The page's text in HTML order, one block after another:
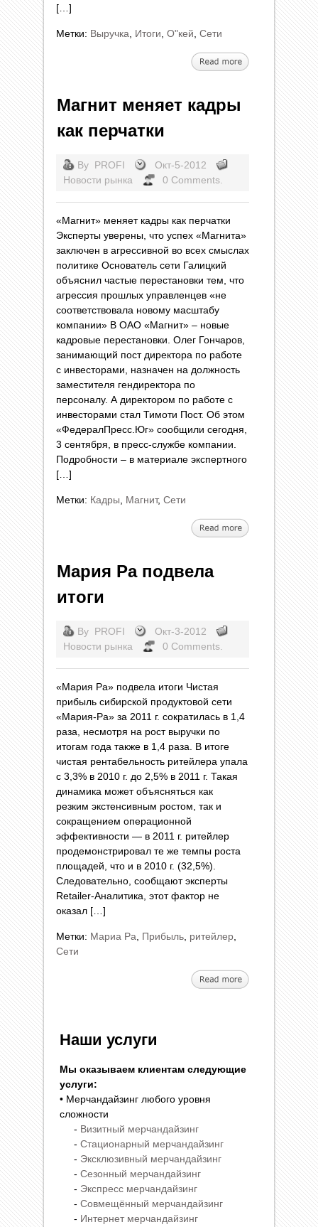
[…]
Метки: Выручка Итоги О"кей Сети
Магнит меняет кадры
как перчатки
By PROFI
Окт-5-2012
Новости рынка
0 Comments.
«Магнит» меняет кадры как перчатки
Эксперты уверены, что успех «Магнита»
заключен в агрессивной во всех смыслах
политике Основатель сети Галицкий
объяснил частые перестановки тем, что
агрессия прошлых управленцев «не
соответствовала новому масштабу
компании» В ОАО «Магнит» – новые
кадровые перестановки. Олег Гончаров,
занимающий пост директора по работе
с инвесторами, назначен на должность
заместителя гендиректора по
персоналу. А директором по работе с
инвесторами стал Тимоти Пост. Об этом
«ФедералПресс.Юг» сообщили сегодня,
3 сентября, в пресс-службе компании.
Подробности – в материале экспертного
[…]
Метки: Кадры Магнит, Сети
Мария Ра подвела
итоги
By PROFI
Окт-3-2012
Новости рынка
0 Comments.
«Мария Ра» подвела итоги Чистая
прибыль сибирской продуктовой сети
«Мария-Ра» за 2011 г. сократилась в 1,4
раза, несмотря на рост выручки по
итогам года также в 1,4 раза. В итоге
чистая рентабельность ритейлера упала
с 3,3% в 2010 г. до 2,5% в 2011 г. Такая
динамика может объясняться как
резким экстенсивным ростом, так и
сокращением операционной
эффективности — в 2011 г. ритейлер
продемонстрировал те же темпы роста
площадей, что и в 2010 г. (32,5%).
Следовательно, сообщают эксперты
Retailer-Аналитика, этот фактор не
оказал […]
Метки: Мариа Ра Прибыль ритейлер
Сети
Наши услуги
Мы оказываем клиентам следующие
услуги:
• Мерчандайзинг любого уровня
сложности
- Визитный мерчандайзинг
- Стационарный мерчандайзинг
- Эксклюзивный мерчандайзинг
- Сезонный мерчандайзинг
- Экспресс мерчандайзинг
- Совмещённый мерчандайзинг
- Интернет мерчандайзинг